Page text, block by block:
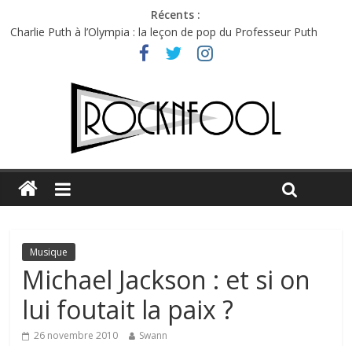
Récents :
Charlie Puth à l’Olympia : la leçon de pop du Professeur Puth
Festival Triptyque : un nouveau festival de musique indépendant
Hellfest 2026 vendredi : température et émotions en hausse
Hellfest 2026 jeudi : impossible de choisir entre chaleur et bonne
Première édition du Midgard Festival : entre bière, métal et
Musique
Michael Jackson : et si on
lui foutait la paix ?
26 novembre 2010 Swann